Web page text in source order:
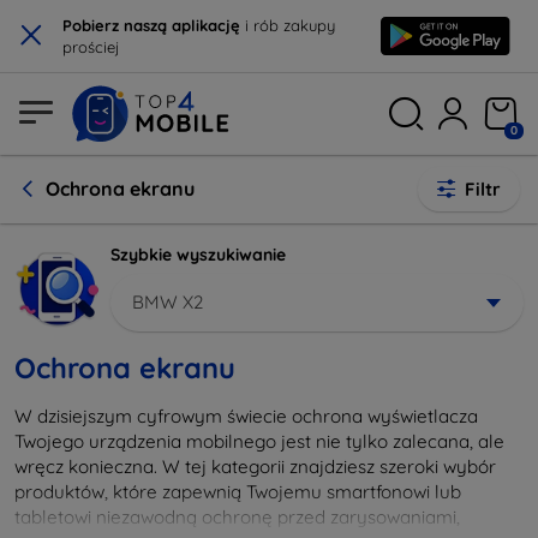
× Pobierz naszą aplikację i rób zakupy
prościej
0
Ochrona ekranu Filtr
Szybkie wyszukiwanie
BMW X2
Ochrona ekranu
W dzisiejszym cyfrowym świecie ochrona wyświetlacza
Twojego urządzenia mobilnego jest nie tylko zalecana, ale
wręcz konieczna. W tej kategorii znajdziesz szeroki wybór
produktów, które zapewnią Twojemu smartfonowi lub
tabletowi niezawodną ochronę przed zarysowaniami,